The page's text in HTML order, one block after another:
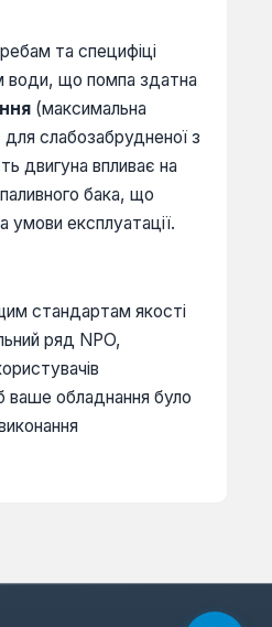
та специфіці
води, що помпа здатна
(максимальна
слабозабрудненої з
двигуна впливає на
бака, що
експлуатації.
стандартам якості
ряд NPO,
ваше обладнання було